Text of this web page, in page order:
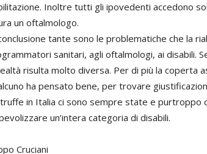
Inoltre tutti gli ipovedenti accedono
un oftalmologo.
tante sono le problematiche che la
sanitari, agli oftalmologi, ai disabili.
risulta molto diversa. Per di più la coperta
ha pensato bene, per trovare
in Italia ci sono sempre state e purtroppo
un’intera categoria di disabili.
Cruciani